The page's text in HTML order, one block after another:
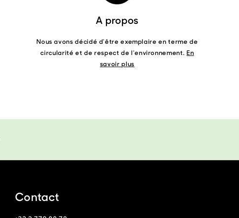
A propos
Nous avons décidé d’être exemplaire en terme de
circularité et de respect de l’environnement. En
savoir plus
Contact